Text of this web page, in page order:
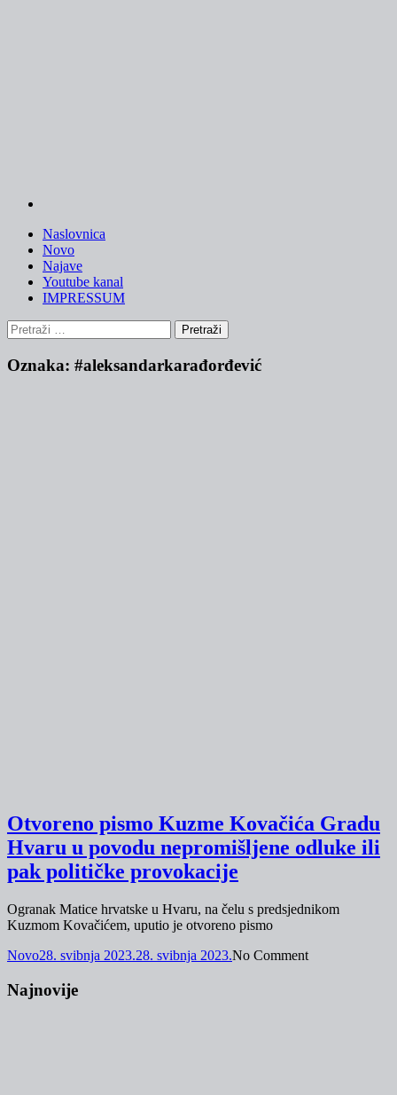
Naslovnica
Novo
Najave
Youtube kanal
IMPRESSUM
Pretraži:
Oznaka: #aleksandarkarađorđević
Otvoreno pismo Kuzme Kovačića Gradu
Hvaru u povodu nepromišljene odluke ili
pak političke provokacije
Ogranak Matice hrvatske u Hvaru, na čelu s predsjednikom
Kuzmom Kovačićem, uputio je otvoreno pismo
Novo28. svibnja 2023.28. svibnja 2023.No Comment
Najnovije